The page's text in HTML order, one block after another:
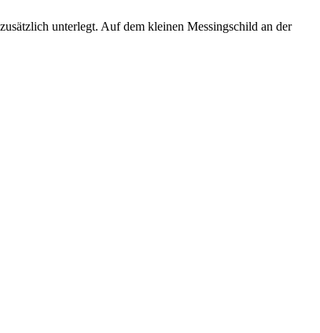
unterlegt. Auf dem kleinen Messingschild an der